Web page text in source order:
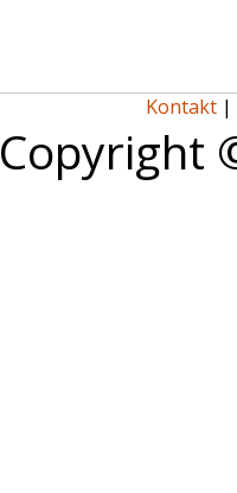
Kontakt |
Copyright